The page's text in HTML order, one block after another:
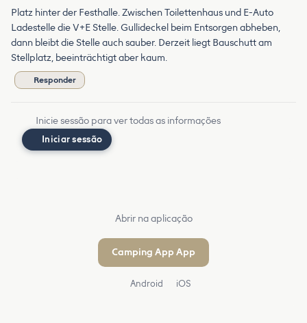
Platz hinter der Festhalle. Zwischen Toilettenhaus und E-Auto
Ladestelle die V+E Stelle. Gullideckel beim Entsorgen abheben,
dann bleibt die Stelle auch sauber. Derzeit liegt Bauschutt am
Stellplatz, beeinträchtigt aber kaum.
Responder
Inicie sessão para ver todas as informações
Iniciar sessão
Abrir na aplicação
Camping App App
Android iOS